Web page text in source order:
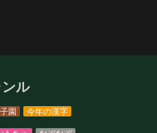
ル
園 今年の漢字